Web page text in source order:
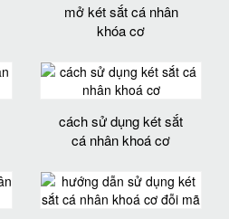
mở két sắt cá nhân
khóa cơ
cách sử dụng két sắt
cá nhân khoá cơ